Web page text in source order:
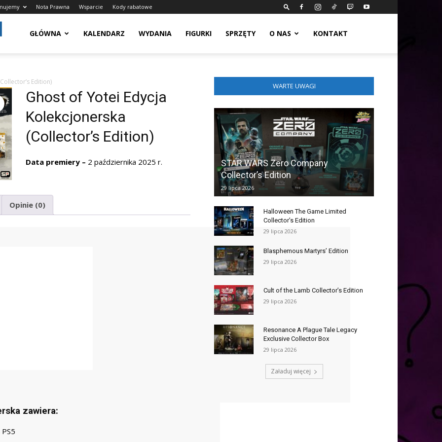
Nota Prawna Wsparcie Kody rabatowe
Grywalnie.pl
Świątynia
Graczy,
GŁÓWNA KALENDARZ WYDANIA FIGURKI SPRZĘTY O NAS KONTAKT
Edition)
Ghost of Yotei Edycja
Kolekcjonerska
(Collector’s Edition)
Data premiery – 2 października 2025 r.
Opinie (0)
zawiera:
WARTE UWAGI
STAR WARS Zero Company
Collector’s Edition
29 lipca 2026
Halloween The Game Limited
Collector’s Edition
29 lipca 2026
Blasphemous Martyrs’ Edition
29 lipca 2026
Cult of the Lamb Collector’s Edition
29 lipca 2026
Resonance A Plague Tale Legacy
Exclusive Collector Box
29 lipca 2026
Załaduj więcej